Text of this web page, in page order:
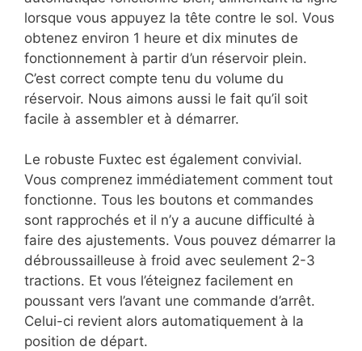
lorsque vous appuyez la tête contre le sol. Vous
obtenez environ 1 heure et dix minutes de
fonctionnement à partir d’un réservoir plein.
C’est correct compte tenu du volume du
réservoir. Nous aimons aussi le fait qu’il soit
facile à assembler et à démarrer.
Le robuste Fuxtec est également convivial.
Vous comprenez immédiatement comment tout
fonctionne. Tous les boutons et commandes
sont rapprochés et il n’y a aucune difficulté à
faire des ajustements. Vous pouvez démarrer la
débroussailleuse à froid avec seulement 2-3
tractions. Et vous l’éteignez facilement en
poussant vers l’avant une commande d’arrêt.
Celui-ci revient alors automatiquement à la
position de départ.